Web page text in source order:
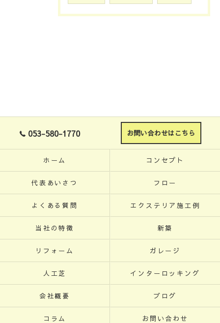
053-580-1770 お問い合わせはこちら
ホーム コンセプト
代表あいさつ フロー
よくある質問 エクステリア施工例
当社の特徴 新築
リフォーム ガレージ
人工芝 インターロッキング
会社概要 ブログ
コラム お問い合わせ